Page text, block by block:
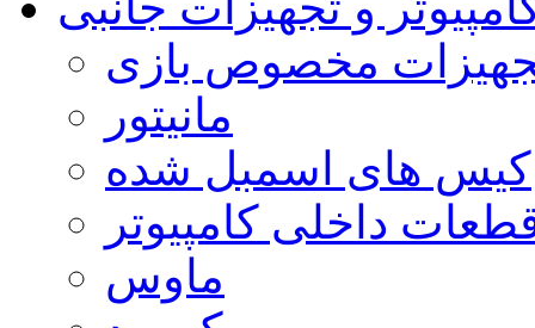
مخصوص بازی
مانیتور
کیس های اسمبل شده
داخلی کامپیوتر
ماوس